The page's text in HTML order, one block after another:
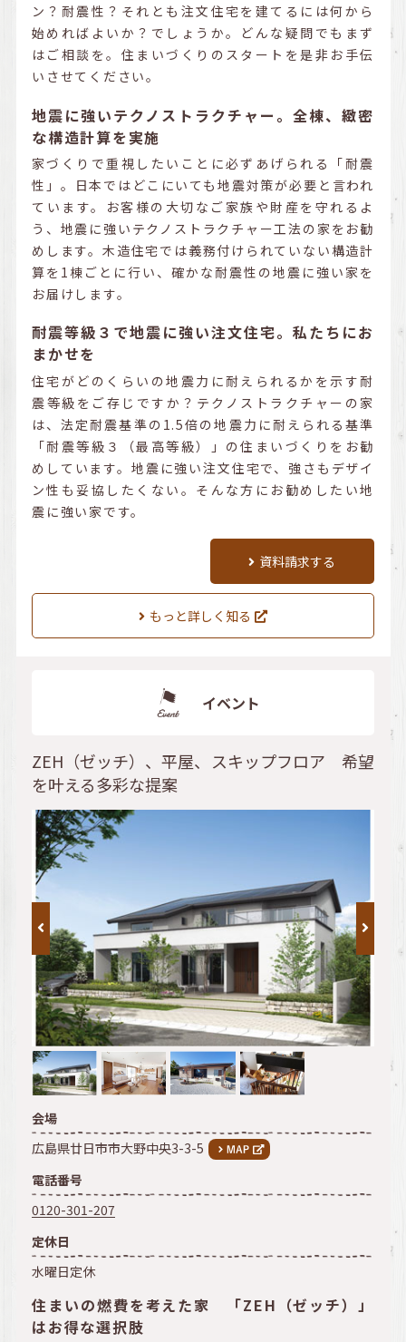
ン？耐震性？それとも注文住宅を建てるには何から
始めればよいか？でしょうか。どんな疑問でもまず
はご相談を。住まいづくりのスタートを是非お手伝
いさせてください。
地震に強いテクノストラクチャー。全棟、緻密
な構造計算を実施
家づくりで重視したいことに必ずあげられる「耐震
性」。日本ではどこにいても地震対策が必要と言われ
ています。お客様の大切なご家族や財産を守れるよ
う、地震に強いテクノストラクチャー工法の家をお勧
めします。木造住宅では義務付けられていない構造計
算を1棟ごとに行い、確かな耐震性の地震に強い家を
お届けします。
耐震等級３で地震に強い注文住宅。私たちにお
まかせを
住宅がどのくらいの地震力に耐えられるかを示す耐
震等級をご存じですか？テクノストラクチャーの家
は、法定耐震基準の1.5倍の地震力に耐えられる基準
「耐震等級３（最高等級）」の住まいづくりをお勧
めしています。地震に強い注文住宅で、強さもデザイ
ン性も妥協したくない。そんな方にお勧めしたい地
震に強い家です。
資料請求する
もっと詳しく知る
イベント
ZEH（ゼッチ）、平屋、スキップフロア 希望
を叶える多彩な提案
会場
広島県廿日市市大野中央3-3-5
電話番号
0120-301-207
定休日
水曜日定休
住まいの燃費を考えた家 「ZEH（ゼッチ）」
はお得な選択肢